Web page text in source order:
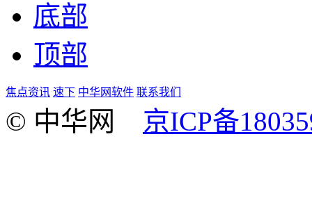
底部
顶部
焦点资讯 速下 中华网软件 联系我们
© 中华网 京ICP备